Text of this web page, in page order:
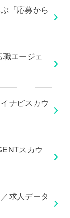
『応募から
エージェ
ナビスカウ
スカウ
求人データ